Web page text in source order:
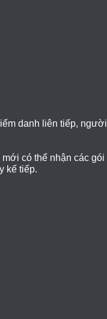
danh liên tiếp, người
có thể nhận các gói
kế tiếp.